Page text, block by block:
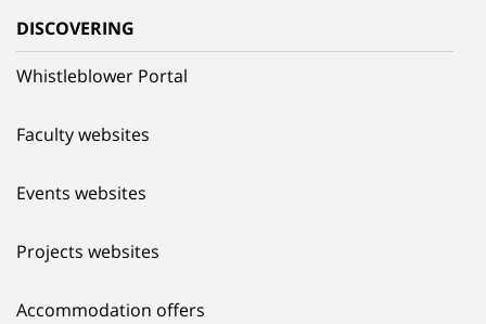
DISCOVERING
Whistleblower Portal
Faculty websites
Events websites
Projects websites
Accommodation offers